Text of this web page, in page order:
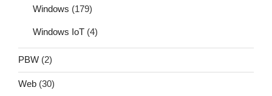
Windows (179)
Windows IoT (4)
PBW (2)
Web (30)